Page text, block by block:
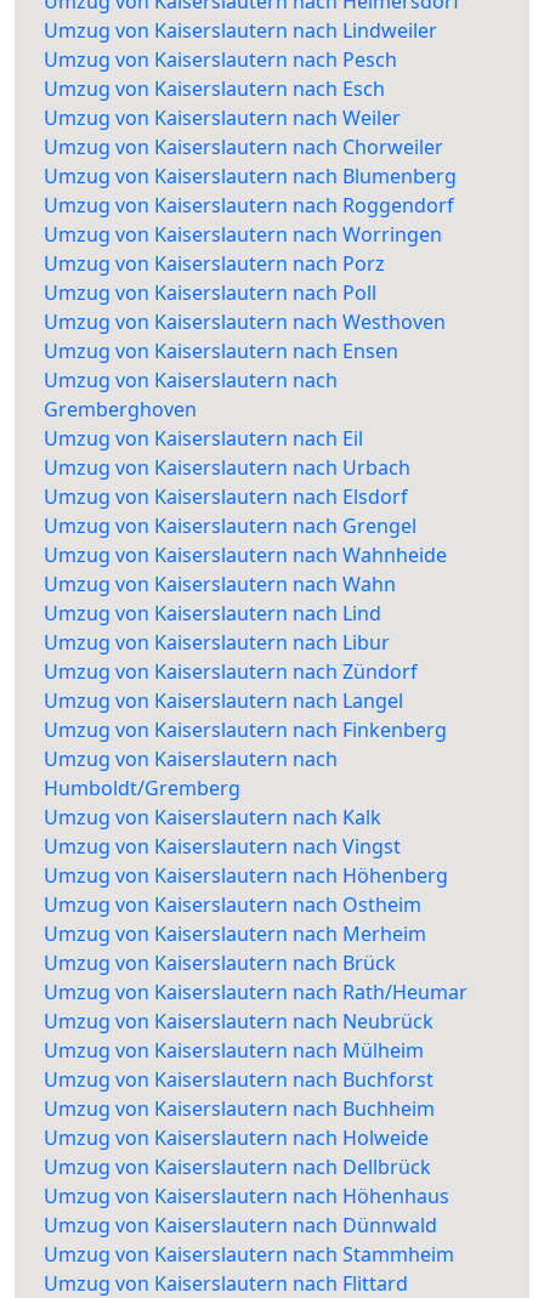
Umzug von Kaiserslautern nach Lindweiler
Umzug von Kaiserslautern nach Pesch
Umzug von Kaiserslautern nach Esch
Umzug von Kaiserslautern nach Weiler
Umzug von Kaiserslautern nach Chorweiler
Umzug von Kaiserslautern nach Blumenberg
Umzug von Kaiserslautern nach Roggendorf
Umzug von Kaiserslautern nach Worringen
Umzug von Kaiserslautern nach Porz
Umzug von Kaiserslautern nach Poll
Umzug von Kaiserslautern nach Westhoven
Umzug von Kaiserslautern nach Ensen
Umzug von Kaiserslautern nach
Gremberghoven
Umzug von Kaiserslautern nach Eil
Umzug von Kaiserslautern nach Urbach
Umzug von Kaiserslautern nach Elsdorf
Umzug von Kaiserslautern nach Grengel
Umzug von Kaiserslautern nach Wahnheide
Umzug von Kaiserslautern nach Wahn
Umzug von Kaiserslautern nach Lind
Umzug von Kaiserslautern nach Libur
Umzug von Kaiserslautern nach Zündorf
Umzug von Kaiserslautern nach Langel
Umzug von Kaiserslautern nach Finkenberg
Umzug von Kaiserslautern nach
Humboldt/Gremberg
Umzug von Kaiserslautern nach Kalk
Umzug von Kaiserslautern nach Vingst
Umzug von Kaiserslautern nach Höhenberg
Umzug von Kaiserslautern nach Ostheim
Umzug von Kaiserslautern nach Merheim
Umzug von Kaiserslautern nach Brück
Umzug von Kaiserslautern nach Rath/Heumar
Umzug von Kaiserslautern nach Neubrück
Umzug von Kaiserslautern nach Mülheim
Umzug von Kaiserslautern nach Buchforst
Umzug von Kaiserslautern nach Buchheim
Umzug von Kaiserslautern nach Holweide
Umzug von Kaiserslautern nach Dellbrück
Umzug von Kaiserslautern nach Höhenhaus
Umzug von Kaiserslautern nach Dünnwald
Umzug von Kaiserslautern nach Stammheim
Umzug von Kaiserslautern nach Flittard